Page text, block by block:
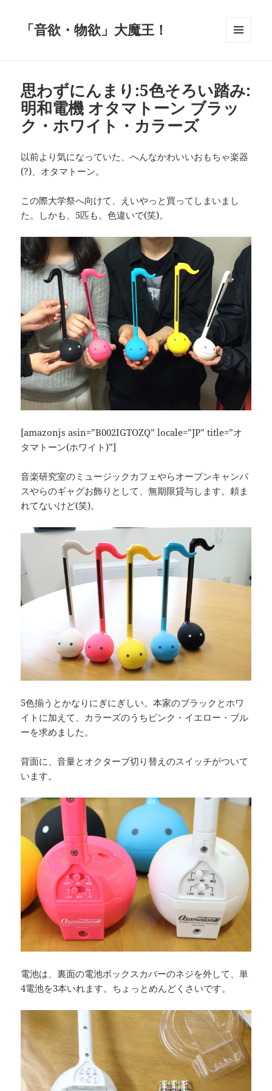
「音欲・物欲」大魔王！
思わずにんまり:5色そろい踏み:
明和電機 オタマトーン ブラッ
ク・ホワイト・カラーズ
以前より気になっていた、へんなかわいいおもちゃ楽器
(?)、オタマトーン。
この際大学祭へ向けて、えいやっと買ってしまいまし
た。しかも、5匹も。色違いで(笑)。
[amazonjs asin=”B002IGTOZQ” locale=”JP” title=”オ
タマトーン(ホワイト)”]
音楽研究室のミュージックカフェやらオープンキャンパ
スやらのギャグお飾りとして、無期限貸与します。頼ま
れてないけど(笑)。
5色揃うとかなりにぎにぎしい。本家のブラックとホワ
イトに加えて、カラーズのうちピンク・イエロー・ブル
ーを求めました。
背面に、音量とオクターブ切り替えのスイッチがついて
います。
電池は、裏面の電池ボックスカバーのネジを外して、単
4電池を3本いれます。ちょっとめんどくさいです。